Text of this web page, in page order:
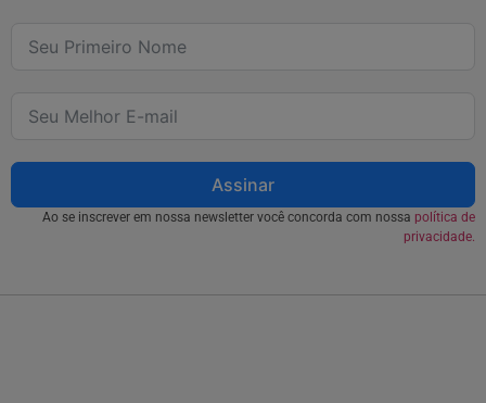
Assinar
Ao se inscrever em nossa newsletter você concorda com nossa política de
privacidade.